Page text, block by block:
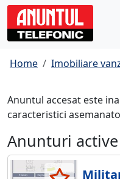
Home Imobiliare
Anuntul accesat este
caracteristici
Anunturi